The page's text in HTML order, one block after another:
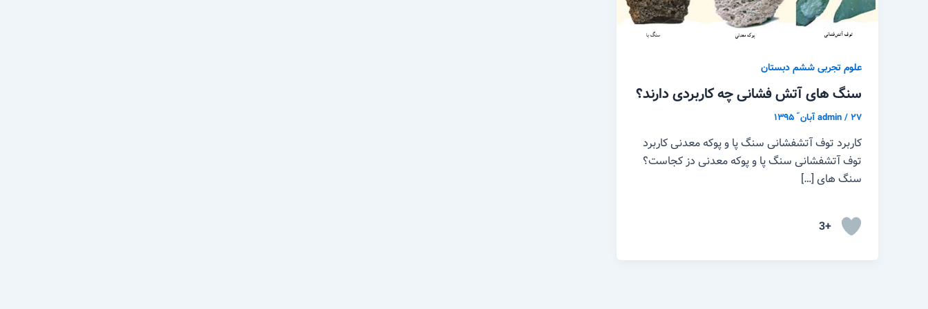
علوم تجربی ششم دبستان
سنگ های آتش فشانی چه کاربردی دارند؟
admin/۲۷ آبان ّ ۱۳۹۵
کاربرد توف آتشفشانی سنگ پا و پوکه معدنی کاربرد
توف آتشفشانی سنگ پا و پوکه معدنی دز کجاست؟
سنگ های […]
+3